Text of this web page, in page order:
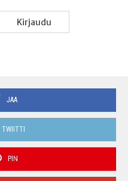
Kir­jau­du
JAA
TWIITTI
PIN